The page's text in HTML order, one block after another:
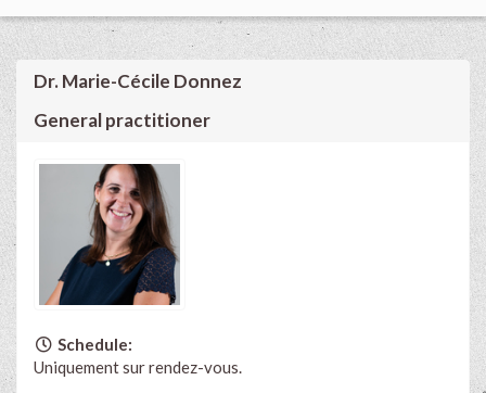
Dr. Marie-Cécile Donnez
General practitioner
Schedule:
Uniquement sur rendez-vous.